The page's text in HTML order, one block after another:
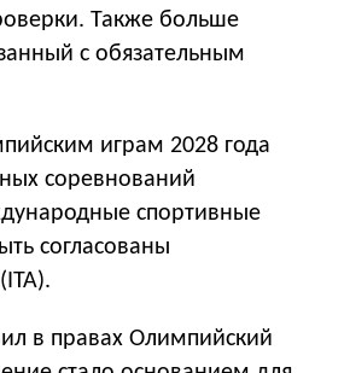
Также больше
с обязательным
играм 2028 года
соревнований
спортивные
согласованы
в правах Олимпийский